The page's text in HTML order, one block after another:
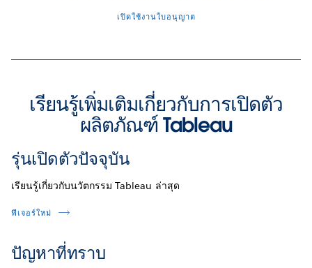
เปิดใช้งานใบอนุญาต
เรียนรู้เพิ่มเติมเกี่ยวกับการเปิดตัว
ผลิตภัณฑ์ Tableau
รุ่นเปิดตัวปัจจุบัน
เรียนรู้เกี่ยวกับนวัตกรรม Tableau ล่าสุด
ฟีเจอร์ใหม่
ปัญหาที่ทราบ